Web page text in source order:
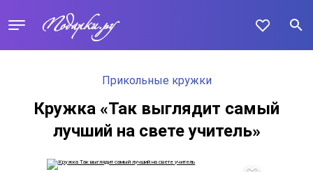
Прикольные кружки
Кружка «Так выглядит самый
лучший на свете учитель»